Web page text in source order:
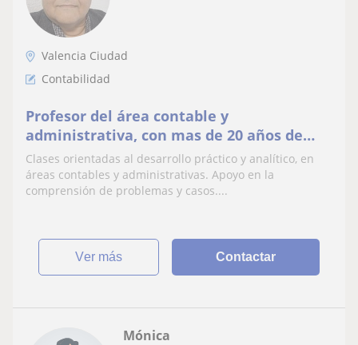
Valencia Ciudad
Contabilidad
Profesor del área contable y
administrativa, con mas de 20 años de
experiencia en el nivel medio y 4 años en
el nivel superior
Clases orientadas al desarrollo práctico y analítico, en
áreas contables y administrativas. Apoyo en la
comprensión de problemas y casos....
ver más Contactar
Mónica